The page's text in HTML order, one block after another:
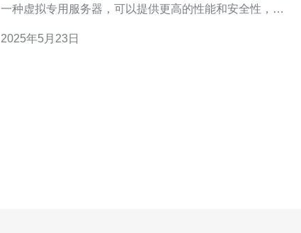
一种虚拟专用服务器，可以提供更高的性能和安全性，成
低，吸引了大量黑产分子在这里搭建暗网交易中心。 越南
2025年5月23日